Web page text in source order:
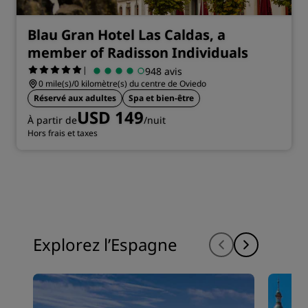
Blau Gran Hotel Las Caldas, a
member of Radisson Individuals
| 948 avis
0 mile(s)/0 kilomètre(s) du centre de Oviedo
Réservé aux adultes
Spa et bien-être
À partir deUSD 149/nuit
Hors frais et taxes
Explorez l’Espagne